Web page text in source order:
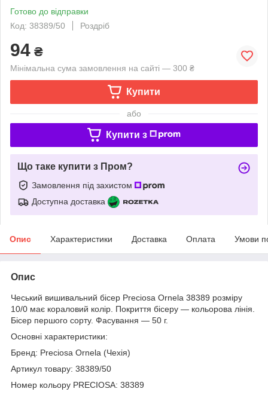
Готово до відправки
Код: 38389/50
Роздріб
94 ₴
Мінімальна сума замовлення на сайті — 300 ₴
Купити
або
Купити з
Що таке купити з Пром?
Замовлення під захистом
Доступна доставка
Опис Характеристики Доставка Оплата Умови
Опис
Чеський вишивальний бісер Preciosa Ornela 38389 розміру
10/0 має кораловий колір. Покриття бісеру — кольорова лінія.
Бісер першого сорту. Фасування — 50 г.
Основні характеристики:
Бренд: Preciosa Ornela (Чехія)
Артикул товару: 38389/50
Номер кольору PRECIOSA: 38389